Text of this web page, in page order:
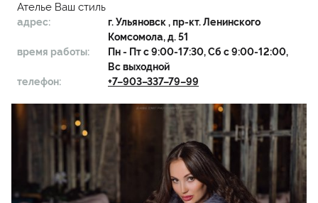
Ателье Ваш стиль
адрес: г.Ульяновск, пр-кт. Ленинского
Комсомола, д. 51
время работы:
Пн - Пт с 9:00-17:30, Сб с 9:00-12:00,
Вс выходной
телефон:
+7–903–337–79–99